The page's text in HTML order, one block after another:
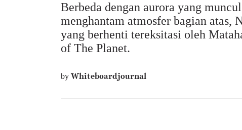
Berbeda dengan aurora yang
menghantam atmosfer bagian
yang berhenti tereksitasi oleh
of The Planet.
by Whiteboardjournal